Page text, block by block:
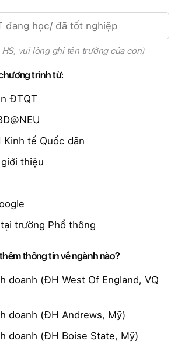
vui lòng ghi tên trường của con)
trình từ:
ĐTQT
tế Quốc dân
thiệu
trường Phổ thông
thông tin về ngành nào?
doanh (ĐH West Of England, VQ
doanh (ĐH Andrews, Mỹ)
doanh (ĐH Boise State, Mỹ)